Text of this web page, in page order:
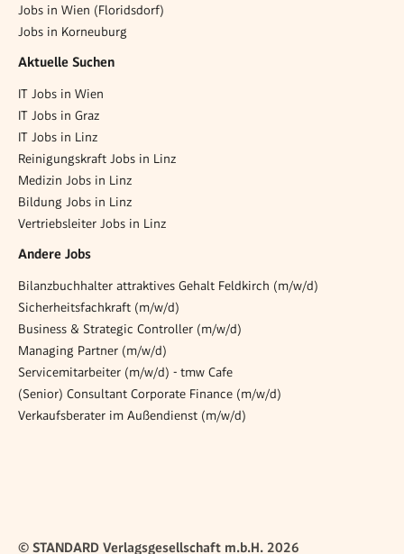
Jobs in Wien (Floridsdorf)
Jobs in Korneuburg
Aktuelle Suchen
IT Jobs in Wien
IT Jobs in Graz
IT Jobs in Linz
Reinigungskraft Jobs in Linz
Medizin Jobs in Linz
Bildung Jobs in Linz
Vertriebsleiter Jobs in Linz
Andere Jobs
Bilanzbuchhalter attraktives Gehalt Feldkirch (m/w/d)
Sicherheitsfachkraft (m/w/d)
Business & Strategic Controller (m/w/d)
Managing Partner (m/w/d)
Servicemitarbeiter (m/w/d) - tmw Cafe
(Senior) Consultant Corporate Finance (m/w/d)
Verkaufsberater im Außendienst (m/w/d)
© STANDARD Verlagsgesellschaft m.b.H. 2026